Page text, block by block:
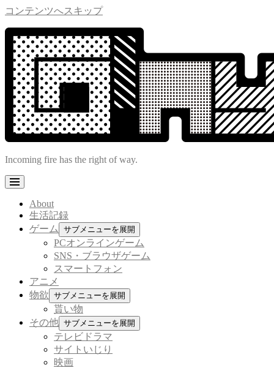
コンテンツへスキップ
Incoming fire has the right of way.
About
生活記録
ゲーム
サブメニューを展開
PCオンラインゲーム
SNS・ブラウザゲーム
スマートフォン
アニメ
物欲 サブメニューを展開
貰い物
その他 サブメニューを展開
テレビドラマ
サイトいじり
映画